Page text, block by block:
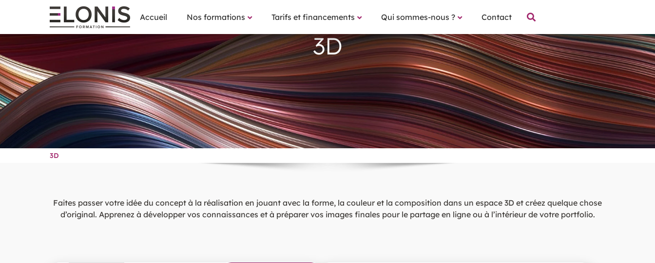
Accueil Nos formations Tarifs et financements Qui sommes-nous ? Contact
3D
3D
Faites passer votre idée du concept à la réalisation en jouant avec la forme, la couleur et la composition dans un espace 3D et créez quelque chose
d’original. Apprenez à développer vos connaissances et à préparer vos images finales pour le partage en ligne ou à l’intérieur de votre portfolio.